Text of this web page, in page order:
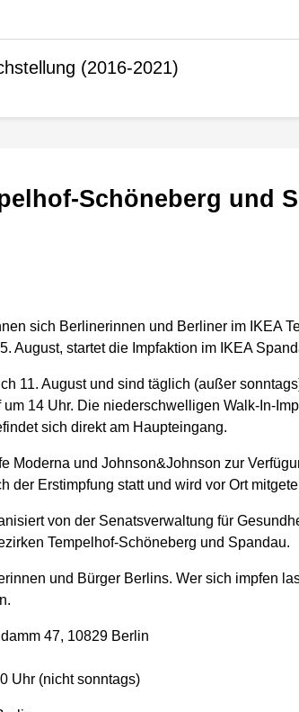
(2016-2021)
Schöneberg und
sich Berlinerinnen und Berliner im IKEA
August, startet die Impfaktion im IKEA
11. August und sind täglich (außer
14 Uhr. Die niederschwelligen Walk-In-
sich direkt am Haupteingang.
Moderna und Johnson&Johnson zur
der Erstimpfung statt und wird vor Ort
von der Senatsverwaltung für
Tempelhof-Schöneberg und Spandau.
und Bürger Berlins. Wer sich impfen
47, 10829 Berlin
Uhr (nicht sonntags)